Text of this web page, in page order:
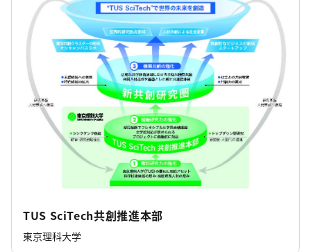
TUS SciTech共創推進本部
東京理科大学